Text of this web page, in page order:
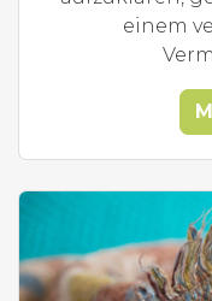
einem